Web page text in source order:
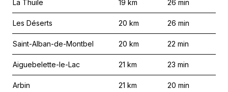
La Thuile 19 km 26 min
Les Déserts 20 km 26 min
Saint-Alban-de-Montbel 20 km 22 min
Aiguebelette-le-Lac 21 km 23 min
Arbin 21 km 20 min